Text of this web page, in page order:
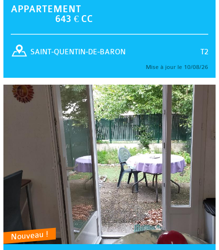
APPARTEMENT
643 € CC
T2
SAINT-QUENTIN-DE-BARON
Mise à jour le 10/08/26
Nouveau !